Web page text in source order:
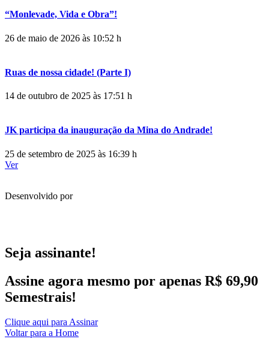
“Monlevade, Vida e Obra”!
26 de maio de 2026 às 10:52 h
Ruas de nossa cidade! (Parte I)
14 de outubro de 2025 às 17:51 h
JK participa da inauguração da Mina do Andrade!
25 de setembro de 2025 às 16:39 h
Ver
Desenvolvido por
Seja assinante!
Assine agora mesmo por apenas R$ 69,90
Semestrais!
Clique aqui para Assinar
Voltar para a Home